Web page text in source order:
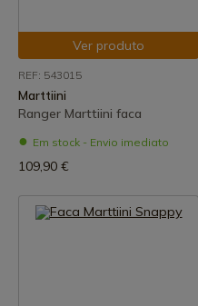
Ver produto
REF: 543015
Marttiini
Ranger Marttiini faca
Em stock - Envio imediato
109,90 €